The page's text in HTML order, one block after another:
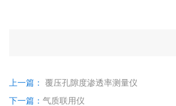
上一篇： 覆压孔隙度渗透率测量仪
下一篇： 气质联用仪